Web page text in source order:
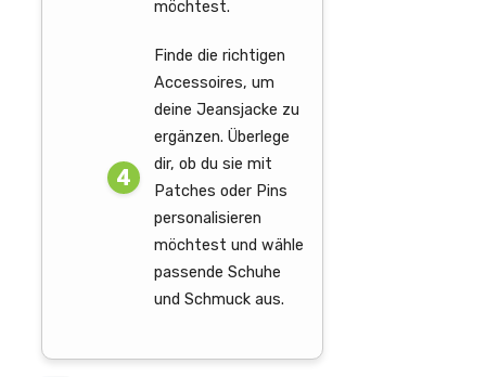
möchtest.
Finde die richtigen
Accessoires, um
deine Jeansjacke zu
ergänzen. Überlege
dir, ob du sie mit
Patches oder Pins
personalisieren
möchtest und wähle
passende Schuhe
und Schmuck aus.